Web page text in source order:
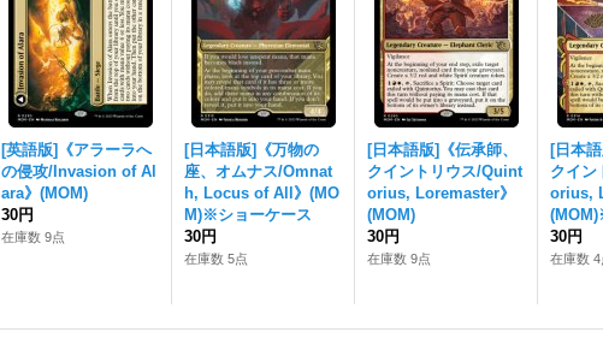
[英語版]《アラーラへ
の侵攻/Invasion of Al
ara》(MOM)
30円
在庫数 9点
[日本語版]《万物の
座、オムナス/Omnat
h, Locus of All》(MO
M)※ショーケース
30円
在庫数 5点
[日本語版]《伝承師、
クイントリウス/Quint
orius, Loremaster》
(MOM)
30円
在庫数 9点
[日本
クイン
orius,
30円
在庫数 4